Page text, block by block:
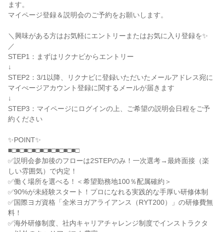
ます。
マイページ登録＆説明会のご予約をお願いします。
＼興味がある方はお気軽にエントリーまたはお気に入り登録を✨
／
STEP1：まずはリクナビからエントリー
↓
STEP2：3/1以降、リクナビに登録いただいたメールアドレス宛に
マイぺージアカウント登録に関するメールが届きます
↓
STEP3：マイページにログインの上、ご希望の説明会日程をご予
約ください
✨POINT✨
■□■□■□■□■□■□■□■□■□
✅説明会参加後のフローは2STEPのみ！一次選考→最終面接（楽
しい雰囲気）で内定！
✅働く場所を選べる！＜希望勤務地100％配属確約＞
✅90%が未経験スタート！プロになれる実践的な手厚い研修体制
✅国際ヨガ資格「全米ヨガアライアンス（RYT200）」の研修費無
料！
✅海外研修制度、社内キャリアチャレンジ制度でインストラクタ